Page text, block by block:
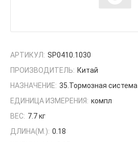
АРТИКУЛ: SP0410.1030
ПРОИЗВОДИТЕЛЬ: Китай
НАЗНАЧЕНИЕ: 35.Тормозная система
ЕДИНИЦА ИЗМЕРЕНИЯ: компл
ВЕС: 7.7 кг
ДЛИНА(М.): 0.18